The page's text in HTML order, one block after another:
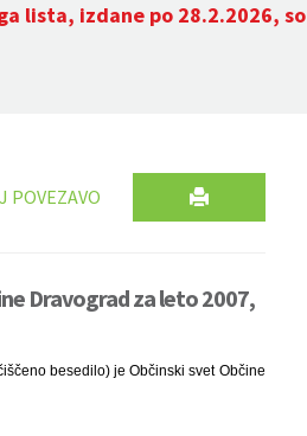
lista, izdane po 28.2.2026, so
POVEZAVO
Dravograd za leto 2007,
besedilo) je Občinski svet Občine